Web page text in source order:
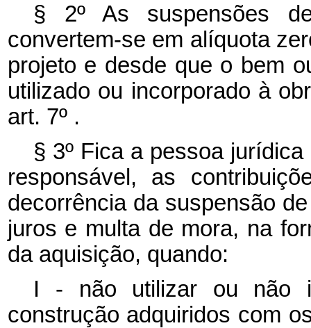
§ 2º As suspensões
convertem-se em alíquota
projeto e desde que o bem
utilizado ou incorporado à
art. 7º .
§ 3º Fica a pessoa
responsável, as
decorrência da suspensão
juros e multa de mora, na
da aquisição, quando:
I - não utilizar ou não
construção adquiridos com